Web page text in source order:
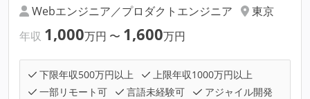
Webエンジニア／プロダクトエンジニア
東京
年収 1,000万円 〜 1,600万円
下限年収500万円以上
上限年収1000万円以上
一部リモート可
言語未経験可
アジャイル開発